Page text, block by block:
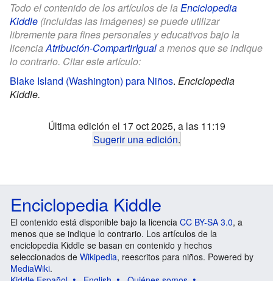
Todo el contenido de los artículos de la Enciclopedia
Kiddle (incluidas las imágenes) se puede utilizar
libremente para fines personales y educativos bajo la
licenciaAtribución-CompartirIguala menos que se indique
lo contrario. Citar este artículo:
Blake Island (Washington) para Niños. Enciclopedia
Kiddle.
Última edición el 17 oct 2025, a las 11:19
Sugerir una edición.
Enciclopedia Kiddle
El contenido está disponible bajo la licencia CC BY-SA 3.0, a
menos que se indique lo contrario. Los artículos de la
enciclopedia Kiddle se basan en contenido y hechos
seleccionados de Wikipedia, reescritos para niños. Powered by
MediaWiki.